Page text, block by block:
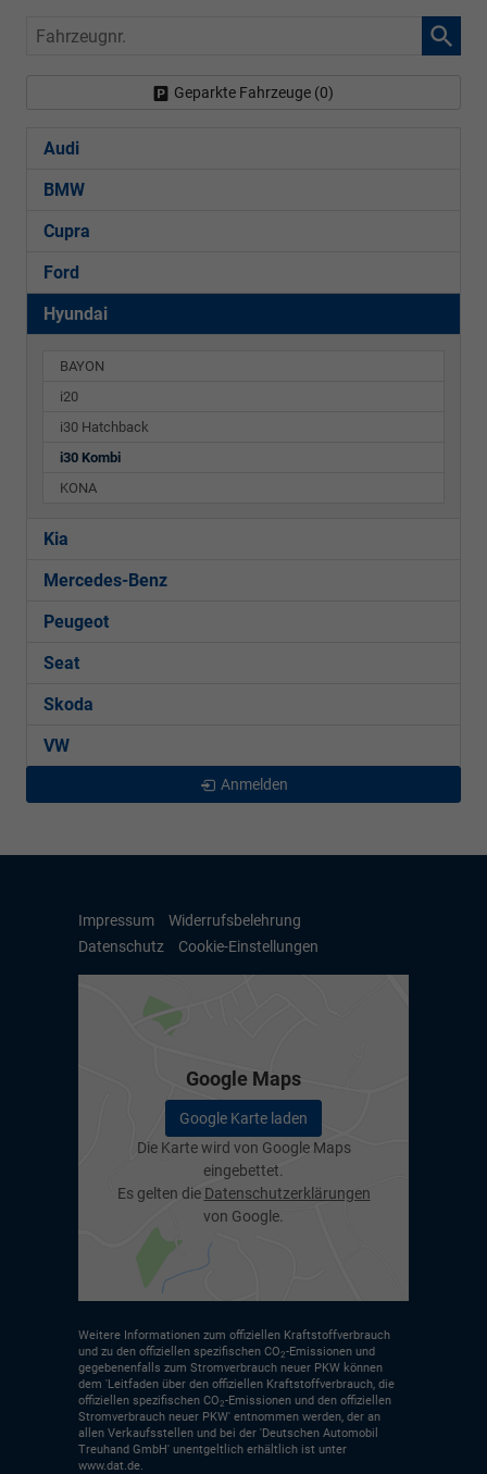
Fahrzeugnr.
Geparkte Fahrzeuge (0)
Audi
BMW
Cupra
Ford
Hyundai
BAYON
i20
i30 Hatchback
i30 Kombi
KONA
Kia
Mercedes-Benz
Peugeot
Seat
Skoda
VW
Anmelden
Impressum
Widerrufsbelehrung
Datenschutz
Cookie-Einstellungen
Google Maps
Google Karte laden
Die Karte wird von Google Maps
eingebettet.
Es gelten die Datenschutzerklärungen
von Google.
Weitere Informationen zum offiziellen Kraftstoffverbrauch
und zu den offiziellen spezifischen CO2-Emissionen und
gegebenenfalls zum Stromverbrauch neuer PKW können
dem 'Leitfaden über den offiziellen Kraftstoffverbrauch, die
offiziellen spezifischen CO2-Emissionen und den offiziellen
Stromverbrauch neuer PKW' entnommen werden, der an
allen Verkaufsstellen und bei der 'Deutschen Automobil
Treuhand GmbH' unentgeltlich erhältlich ist unter
www.dat.de.